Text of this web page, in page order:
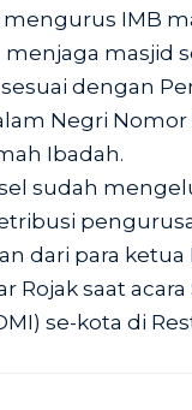
IMB
masjid
dengan
Negri Nomor
Ibadah.
sudah
dari para
Rojak saat
se-kota di